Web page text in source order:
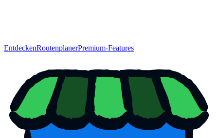
EntdeckenRoutenplanerPremium-Features